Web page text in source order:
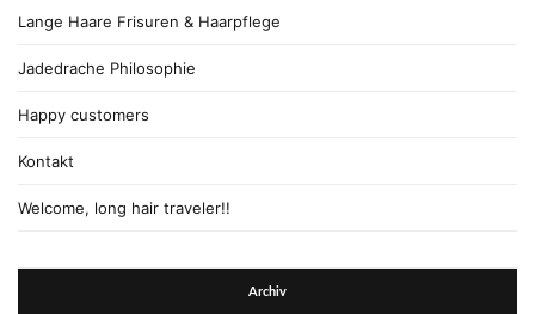
Lange Haare Frisuren & Haarpflege
Jadedrache Philosophie
Happy customers
Kontakt
Welcome, long hair traveler!!
Archiv